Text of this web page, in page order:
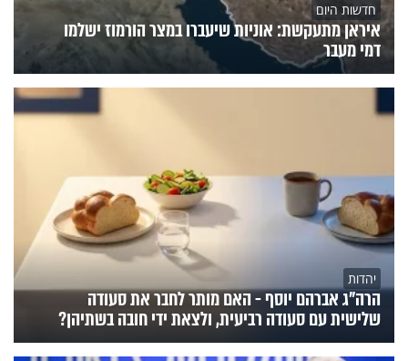
חדשות היום
איראן מתעקשת: אוניות שיעברו במצר הורמוז ישלמו
דמי מעבר
יהדות
הרה"ג אברהם יוסף - האם מותר לחבר את סעודה
שלישית עם סעודה רביעית, ולצאת ידי חובה בשתיהן?